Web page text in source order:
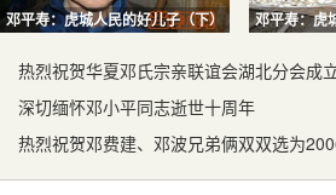
邓平寿：虎城人民的好儿子（下） 邓平寿：虎
热烈祝贺华夏邓氏宗亲联谊会湖北分会成立
深切缅怀邓小平同志逝世十周年
热烈祝贺邓费建、邓波兄弟俩双双选为